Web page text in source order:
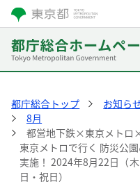
都庁総合トップ お知ら
8月
都営地下鉄×東京メトロ
東京メトロで行く 防災公
実施！ 2024年8月22日（
日・祝日）